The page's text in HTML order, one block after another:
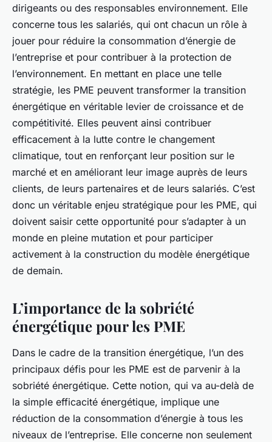
dirigeants ou des responsables environnement. Elle
concerne tous les salariés, qui ont chacun un rôle à
jouer pour réduire la consommation d’énergie de
l’entreprise et pour contribuer à la protection de
l’environnement. En mettant en place une telle
stratégie, les PME peuvent transformer la transition
énergétique en véritable levier de croissance et de
compétitivité. Elles peuvent ainsi contribuer
efficacement à la lutte contre le changement
climatique, tout en renforçant leur position sur le
marché et en améliorant leur image auprès de leurs
clients, de leurs partenaires et de leurs salariés. C’est
donc un véritable enjeu stratégique pour les PME, qui
doivent saisir cette opportunité pour s’adapter à un
monde en pleine mutation et pour participer
activement à la construction du modèle énergétique
de demain.
L’importance de la sobriété
énergétique pour les PME
Dans le cadre de la transition énergétique, l’un des
principaux défis pour les PME est de parvenir à la
sobriété énergétique. Cette notion, qui va au-delà de
la simple efficacité énergétique, implique une
réduction de la consommation d’énergie à tous les
niveaux de l’entreprise. Elle concerne non seulement